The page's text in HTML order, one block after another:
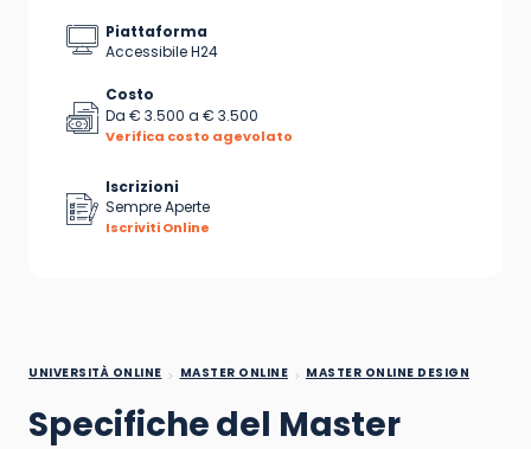
Piattaforma
Accessibile H24
Costo
Da € 3.500 a € 3.500
Verifica costo agevolato
Iscrizioni
Sempre Aperte
Iscriviti Online
UNIVERSITÀ ONLINE MASTER ONLINE MASTER ONLINE DESIGN
Specifiche del Master